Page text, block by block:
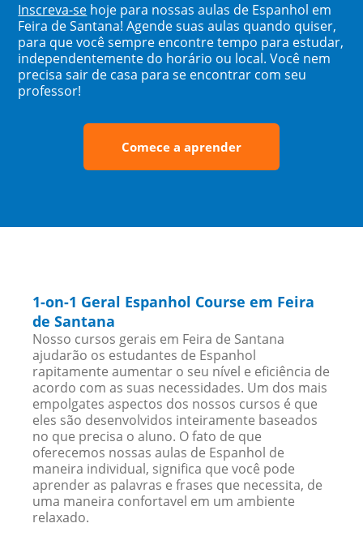
Inscreva-se hoje para nossas aulas de Espanhol em
Feira de Santana! Agende suas aulas quando quiser,
para que você sempre encontre tempo para estudar,
independentemente do horário ou local. Você nem
precisa sair de casa para se encontrar com seu
professor!
Comece a aprender
1-on-1 Geral Espanhol Course em Feira
de Santana
Nosso cursos gerais em Feira de Santana
ajudarão os estudantes de Espanhol
rapitamente aumentar o seu nível e eficiência de
acordo com as suas necessidades. Um dos mais
empolgates aspectos dos nossos cursos é que
eles são desenvolvidos inteiramente baseados
no que precisa o aluno. O fato de que
oferecemos nossas aulas de Espanhol de
maneira individual, significa que você pode
aprender as palavras e frases que necessita, de
uma maneira confortavel em um ambiente
relaxado.